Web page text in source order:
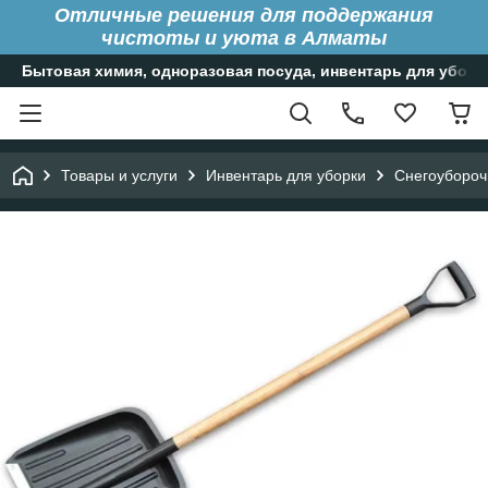
Отличные решения для поддержания
чистоты и уюта в Алматы
Бытовая химия, одноразовая посуда, инвентарь для
Товары и услуги Инвентарь для уборки